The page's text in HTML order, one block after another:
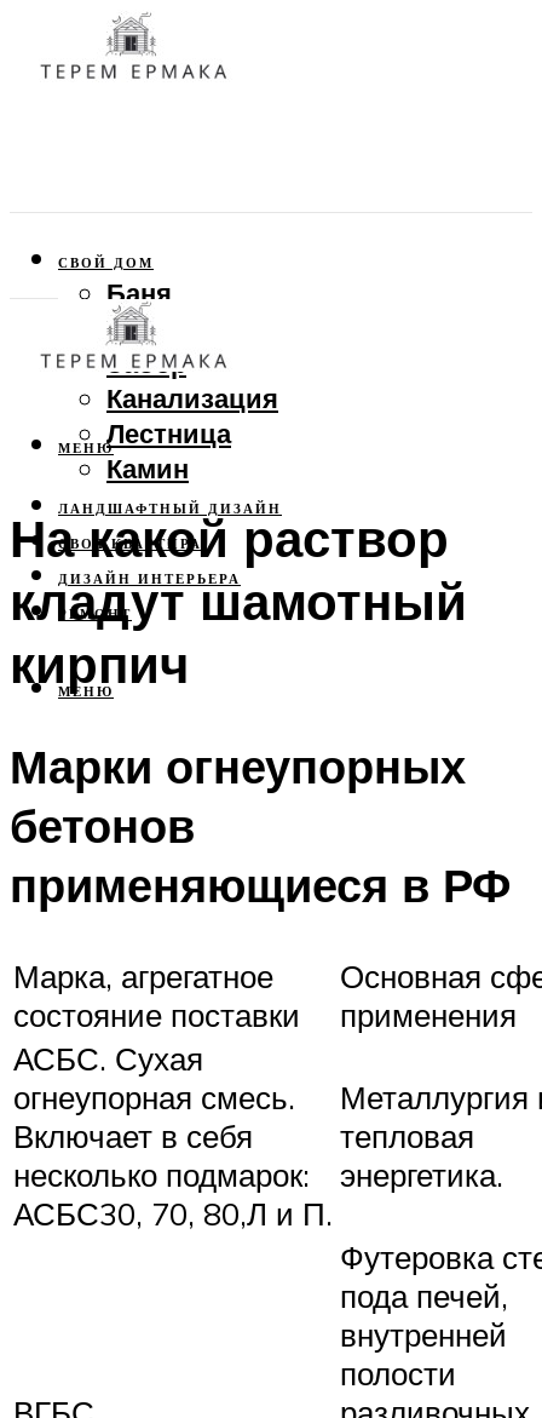
СВОЙ ДОМ
Баня
Веранда
Забор
Канализация
Лестница
Камин
ЛАНДШАФТНЫЙ ДИЗАЙН
СВОЯ КВАРТИРА
ДИЗАЙН ИНТЕРЬЕРА
РЕМОНТ
МЕНЮ
МЕНЮ
На какой раствор
кладут шамотный
кирпич
Марки огнеупорных
бетонов
применяющиеся в РФ
Марка, агрегатное
состояние поставки
Основная
применения
АСБС. Сухая
огнеупорная смесь.
Включает в себя
несколько подмарок:
АСБС30, 70, 80,Л и П.
Металлургия
тепловая
энергетика.
Футеровка
пода печей,
внутренней
полости